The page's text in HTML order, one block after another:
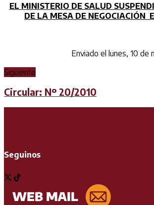
EL MINISTERIO DE SALUD
DE LA MESA DE NEGOCIACIÓN
Enviado el lunes, 10 de
Siguiente
Circular: Nº 20/2010
Seguinos